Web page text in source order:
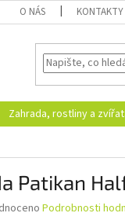
O NÁS KONTAKTY
Zahrada, rostliny a
Patikan
Podrobnosti